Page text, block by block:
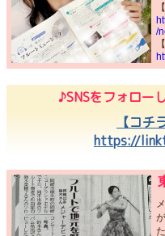
/
♪SNSをフォロー
【コチ
https://